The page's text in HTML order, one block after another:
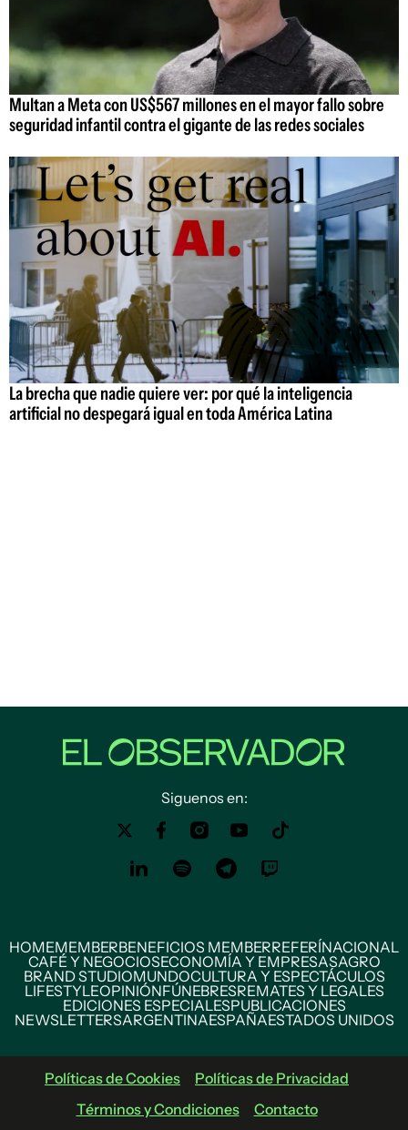
Multan a Meta con US$567 millones en el mayor fallo sobre
seguridad infantil contra el gigante de las redes sociales
La brecha que nadie quiere ver: por qué la inteligencia
artificial no despegará igual en toda América Latina
Siguenos en:
HOMEMEMBERBENEFICIOS MEMBERREFERÍNACIONAL
CAFÉ Y NEGOCIOSECONOMÍA Y EMPRESASAGRO
BRAND STUDIOMUNDOCULTURA Y ESPECTÁCULOS
LIFESTYLEOPINIÓNFÚNEBRESREMATES Y LEGALES
EDICIONES ESPECIALESPUBLICACIONES
NEWSLETTERSARGENTINAESPAÑAESTADOS UNIDOS
Políticas de Cookies
Políticas de Privacidad
Términos y Condiciones
Contacto